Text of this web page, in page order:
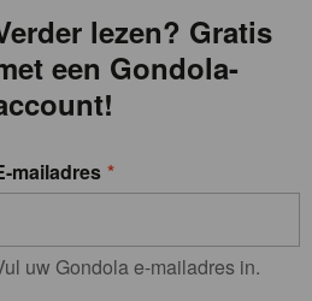
lezen? Gratis
een Gondola-
mailadres
uw Gondola e-mailadres in.